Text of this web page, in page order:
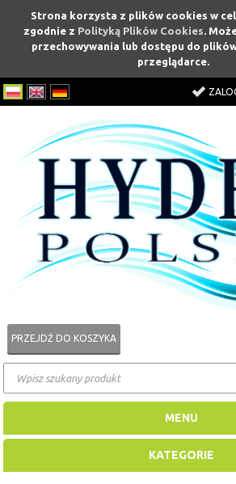
Strona korzysta z plików cookies w
zgodnie z Polityką Plików Cookies.
przechowywania lub dostępu do
przeglądarce.
PRZEJDŹ DO KOSZYKA
MENU
KATEGORIE